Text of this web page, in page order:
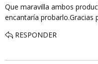
Que maravilla ambos
encantaría probarlo.Gracias
RESPONDER